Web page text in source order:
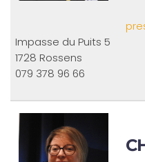
Impasse du Puits 5
1728 Rossens
079 378 96 66